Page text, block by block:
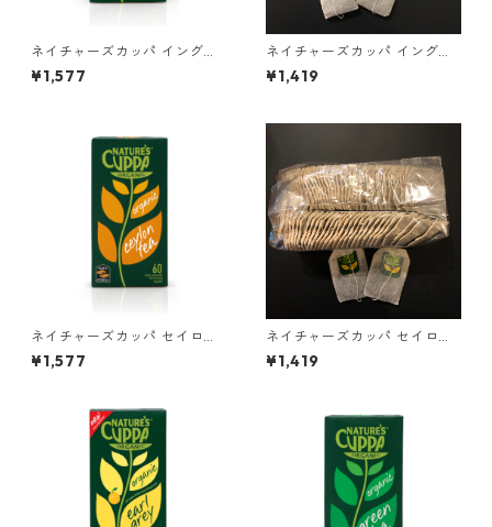
ネイチャーズカッパ イングリ
ッシュブレックファースト 60
ティーバッグ
¥1,577
ネイチャーズカッパ イングリ
ッシュブレックファースト 60
ティーバッグ ＊外箱なし
¥1,419
ネイチャーズカッパ セイロン
60ティーバッグ
¥1,577
ネイチャーズカッパ セイロン
¥1,419